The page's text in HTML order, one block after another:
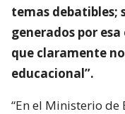
temas debatibles;
generados por
que claramente
educacional”.
“En el Ministerio